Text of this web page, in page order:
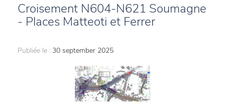
Croisement N604-N621 Soumagne
- Places Matteoti et Ferrer
Publiée le : 30 september 2025